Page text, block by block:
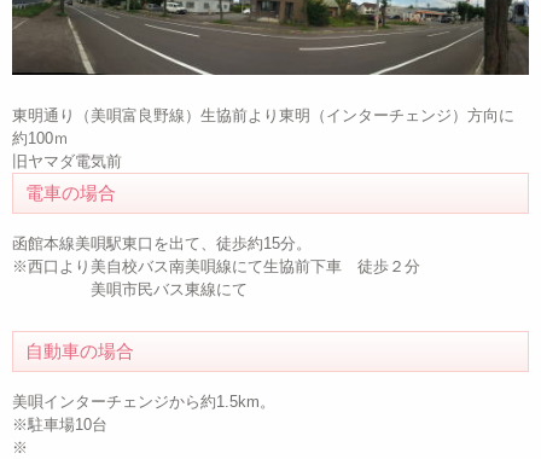
東明通り（美唄富良野線）生協前より東明（インターチェンジ）方向に
約100ｍ
旧ヤマダ電気前
電車の場合
函館本線美唄駅東口を出て、徒歩約15分。
※西口より美自校バス南美唄線にて生協前下車 徒歩２分
美唄市民バス東線にて
自動車の場合
美唄インターチェンジから約1.5km。
※駐車場10台
※